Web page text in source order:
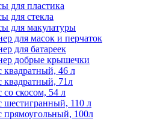
для пластика
для стекла
для макулатуры
для масок и перчаток
для батареек
добрые крышечки
квадратный, 46 л
квадратный, 71л
со скосом, 54 л
шестигранный, 110 л
прямоугольный, 100л